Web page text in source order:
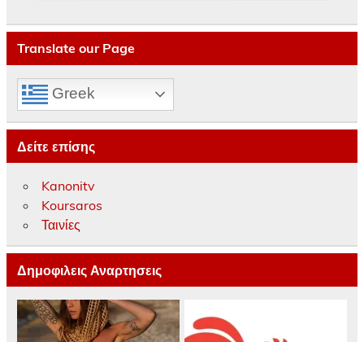
Translate our Page
Greek
Δείτε επίσης
Kanonitv
Koursaros
Ταινίες
Δημοφιλεις Αναρτησεις